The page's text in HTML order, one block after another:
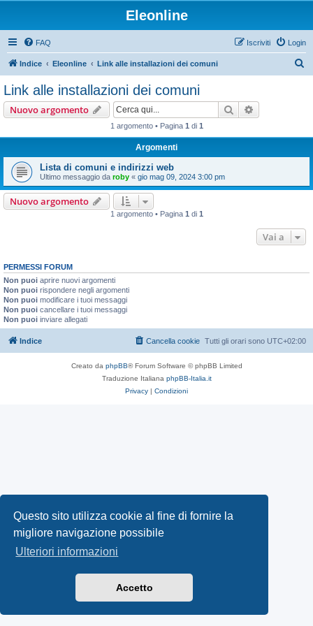
Questo sito utilizza cookie al fine di fornire la
migliore navigazione possibile
Ulteriori informazioni
Accetto
Eleonline
FAQ Login
Iscriviti
Indice Eleonline Link alle installazioni dei comuni
Link alle installazioni dei comuni
Nuovo argomento Cerca
1 argomento • Pagina 1 di 1
Argomenti
Lista di comuni e indirizzi web
Ultimo messaggio da roby « gio mag 09, 2024 3:00 pm
Nuovo argomento
1 argomento • Pagina 1 di 1
Vai a
PERMESSI FORUM
Non puoi aprire nuovi argomenti
Non puoi rispondere negli argomenti
Non puoi modificare i tuoi messaggi
Non puoi cancellare i tuoi messaggi
Non puoi inviare allegati
Indice Tutti gli orari sono UTC+02:00
Cancella cookie
Creato da phpBB® Forum Software © phpBB Limited
Traduzione Italiana phpBB-Italia.it
Privacy | Condizioni